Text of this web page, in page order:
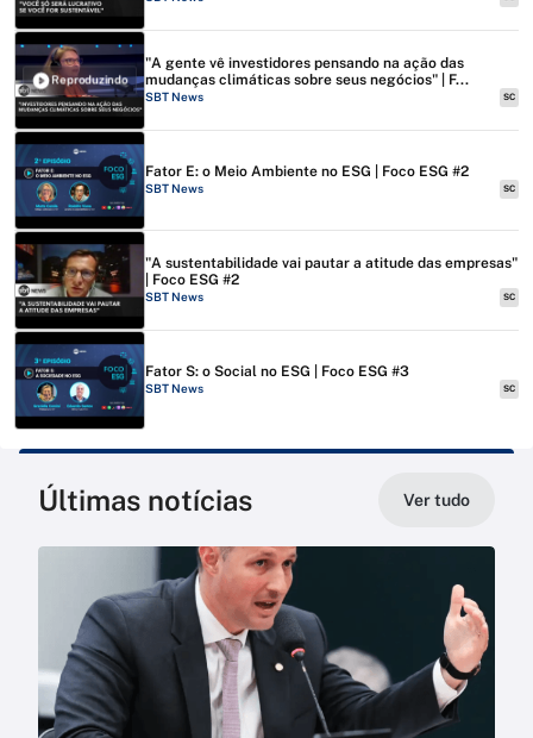
Reproduzindo
"A gente vê investidores pensando na ação das
mudanças climáticas sobre seus negócios" | F...
SBT News SC
Fator E: o Meio Ambiente no ESG | Foco ESG #2
SBT News SC
"A sustentabilidade vai pautar a atitude das empresas"
| Foco ESG #2
SBT News SC
Fator S: o Social no ESG | Foco ESG #3
SBT News SC
Últimas notícias Ver tudo